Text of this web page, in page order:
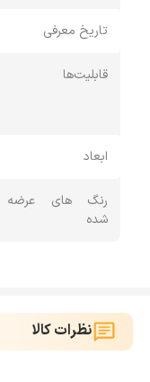
تاریخ معرفی
قابلیت‌ها
ابعاد
رنگ های عرضه
شده
نظرات کالا